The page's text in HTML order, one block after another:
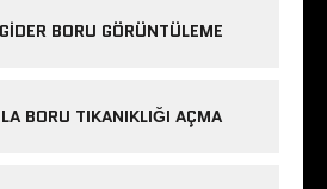
BORU GÖRÜNTÜLEME
BORU TIKANIKLIĞI AÇMA